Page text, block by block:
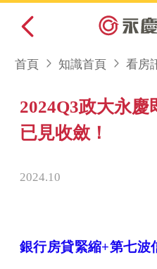
首頁 知識首頁 看房
2024Q3政大永
已見收斂！
2024.10
銀行房貸緊縮+第七波